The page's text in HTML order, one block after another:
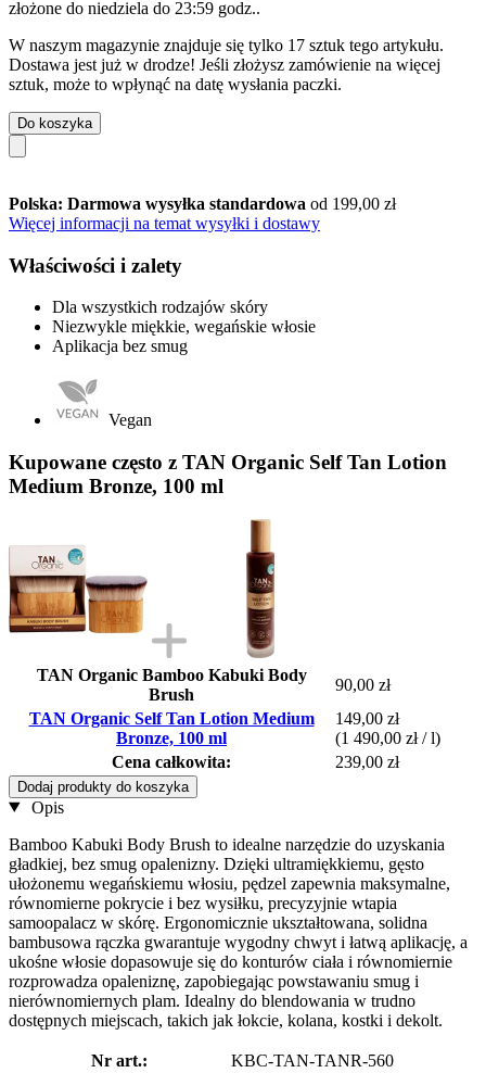
złożone do niedziela do 23:59 godz..
W naszym magazynie znajduje się tylko 17 sztuk tego artykułu.
Dostawa jest już w drodze! Jeśli złożysz zamówienie na więcej
sztuk, może to wpłynąć na datę wysłania paczki.
Do koszyka
Polska: Darmowa wysyłka standardowa od 199,00 zł
Więcej informacji na temat wysyłki i dostawy
Właściwości i zalety
Dla wszystkich rodzajów skóry
Niezwykle miękkie, wegańskie włosie
Aplikacja bez smug
Vegan
Kupowane często z TAN Organic Self Tan Lotion
Medium Bronze, 100 ml
TAN Organic Bamboo Kabuki Body
Brush
90,00 zł
TAN Organic Self Tan Lotion Medium
Bronze, 100 ml
149,00 zł
(1 490,00 zł / l)
Cena całkowita:
239,00 zł
Dodaj produkty do koszyka
Opis
Bamboo Kabuki Body Brush to idealne narzędzie do uzyskania
gładkiej, bez smug opalenizny. Dzięki ultramiękkiemu, gęsto
ułożonemu wegańskiemu włosiu, pędzel zapewnia maksymalne,
równomierne pokrycie i bez wysiłku, precyzyjnie wtapia
samoopalacz w skórę. Ergonomicznie ukształtowana, solidna
bambusowa rączka gwarantuje wygodny chwyt i łatwą aplikację, a
ukośne włosie dopasowuje się do konturów ciała i równomiernie
rozprowadza opaleniznę, zapobiegając powstawaniu smug i
nierównomiernych plam. Idealny do blendowania w trudno
dostępnych miejscach, takich jak łokcie, kolana, kostki i dekolt.
Nr art.: KBC-TAN-TANR-560